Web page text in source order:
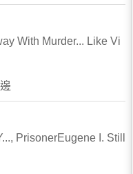
With Murder... Like Vi
PrisonerEugene I. Still